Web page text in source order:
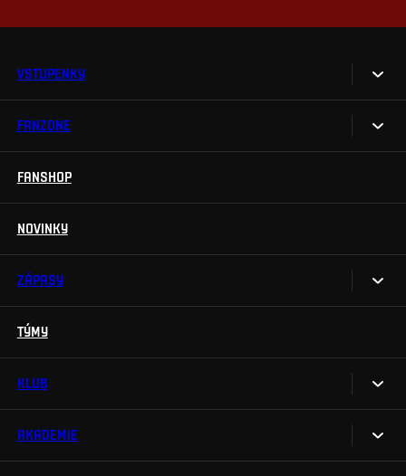
VSTUPENKY
Vstupenky
Handicapovaní fanoušci
FANZONE
Sparta UNLIMITED.
Televizní aplikace
Na Spartu do Betano Zone
Fan Club Sparta
FANSHOP
NOVINKY
ZÁPASY
TÝMY
KLUB
My jsme Sparta
AKADEMIE